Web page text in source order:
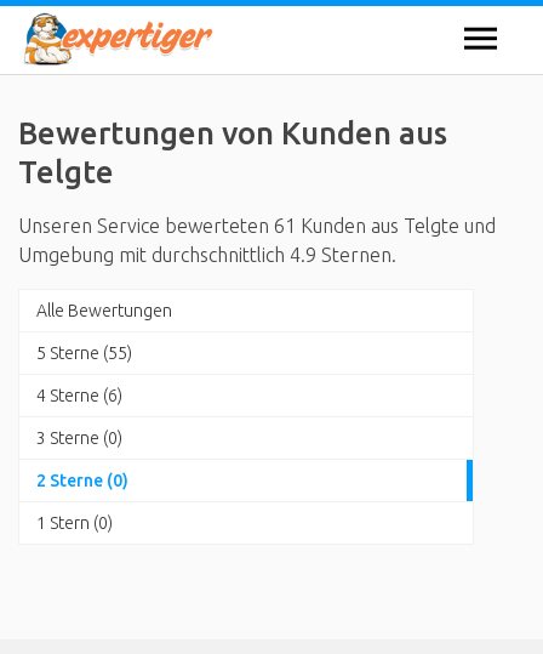
Bewertungen von Kunden aus
Telgte
Unseren Service bewerteten 61 Kunden aus Telgte und
Umgebung mit durchschnittlich 4.9 Sternen.
Alle Bewertungen
5 Sterne (55)
4 Sterne (6)
3 Sterne (0)
2 Sterne (0)
1 Stern (0)